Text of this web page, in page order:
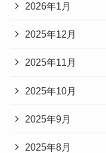
2026年1月
2025年12月
2025年11月
2025年10月
2025年9月
2025年8月